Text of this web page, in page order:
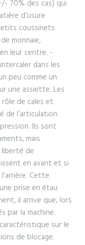
70% des cas) qui
d’usure
coussinets
monnaie,
leur centre. -
dans les
peu comme un
une assiette. Les
de cales et
de l’articulation
Ils sont
mais
de
en avant et si
Cette
prise en étau
il arrive que, lors
par la machine.
sur le
de blocage.